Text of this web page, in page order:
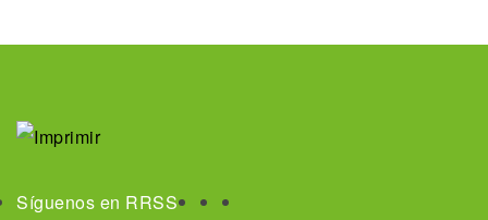
Síguenos en RRSS